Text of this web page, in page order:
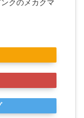
クのメカクマ